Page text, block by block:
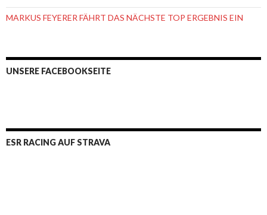
MARKUS FEYERER FÄHRT DAS NÄCHSTE TOP ERGEBNIS EIN
UNSERE FACEBOOKSEITE
ESR RACING AUF STRAVA